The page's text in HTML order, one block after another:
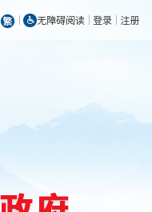
无障碍阅读 登录 注册